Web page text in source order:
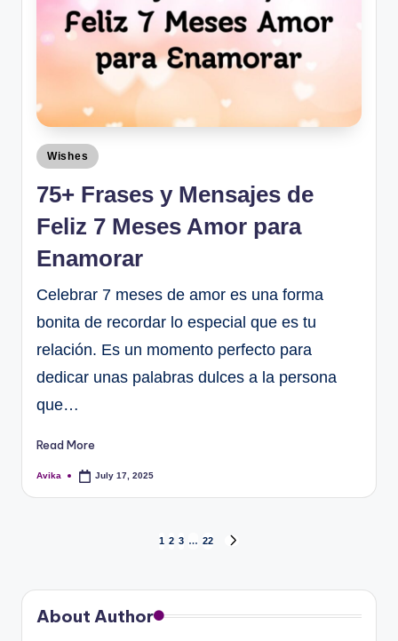
Wishes
75+ Frases y Mensajes de
Feliz 7 Meses Amor para
Enamorar
Celebrar 7 meses de amor es una forma
bonita de recordar lo especial que es tu
relación. Es un momento perfecto para
dedicar unas palabras dulces a la persona
que…
Read More
Avika July 17, 2025
1 2 3 … 22
About Author